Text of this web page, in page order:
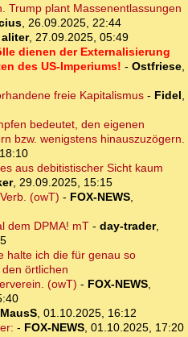
Trump plant Massenentlassungen
26.09.2025, 22:44
aliter, 27.09.2025, 05:49
dienen der Externalisierung
des US-Imperiums! - Ostfriese
freie Kapitalismus- Fidel
bedeutet, den eigenen
bzw. wenigstens hinauszuzögern.
aus debitistischer Sicht kaum
, 29.09.2025, 15:15
(owT) - FOX-NEWS,
dem DPMA! mT- day-trader,
halte ich die für genau so
örtlichen
(owT) - FOX-NEWS
MausS, 01.10.2025, 16:12
- FOX-NEWS, 01.10.2025, 17:20